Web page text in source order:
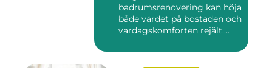
badrumsrenovering kan höja
både värdet på bostaden och
vardagskomforten rejält.